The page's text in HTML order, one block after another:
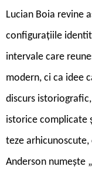
Lucian Boia revine
configurațiile
intervale care
modern, ci ca idee
discurs
istorice complicate
teze
Anderson numește